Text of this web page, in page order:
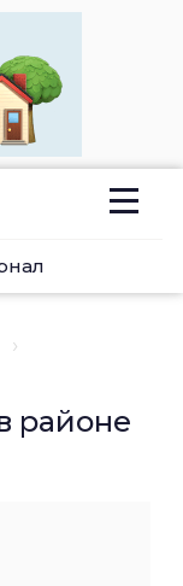
районе